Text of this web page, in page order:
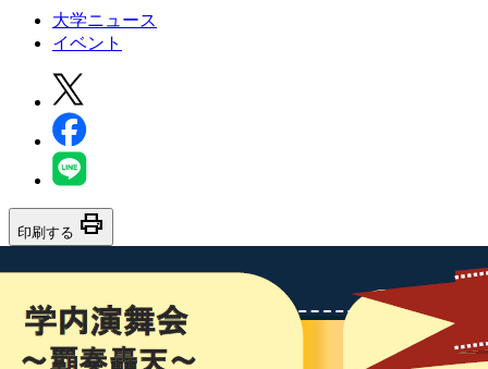
大学ニュース
イベント
印刷する print